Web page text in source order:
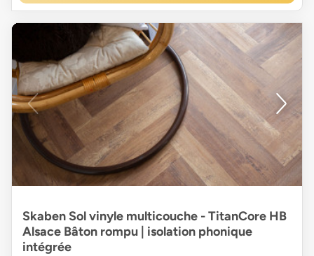
Skaben Sol vinyle multicouche - TitanCore HB
Alsace Bâton rompu | isolation phonique
intégrée